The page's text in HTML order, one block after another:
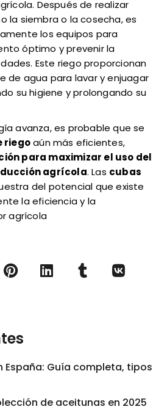
Después de realizar
la siembra o la cosecha, es
los equipos para
óptimo y prevenir la
Este riego proporcionan
de agua para lavar y enjuagar
su higiene y prolongando su
avanza, es probable que se
riegoaún más eficientes,
para maximizar el uso del
agrícola. Las cubas
del potencial que existe
la eficiencia y la
agrícola
España: Guía completa, tipos
de aceitunas en 2025